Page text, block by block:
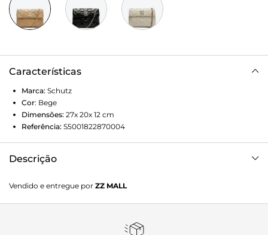
Características
Marca: Schutz
Cor: Bege
Dimensões: 27x 20x 12 cm
Referência: S5001822870004
Descrição
textura matelassê em formato de triangular - aquele plus
que agrega muito ao shape! Tem fechamento de botão
versatilidade da alça, que pode ser usada tanto a tiracolo
Vendido e entregue por ZZ MALL